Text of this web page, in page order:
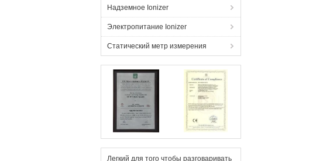
Надземное Ionizer
Электропитание Ionizer
Статический метр измерения
Легкий для того чтобы разговаривать